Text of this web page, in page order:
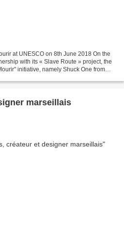
at UNESCO on 8th June 2018 On the
with its « Slave Route » project, the
initiative, namely Shuck One from
marseillais